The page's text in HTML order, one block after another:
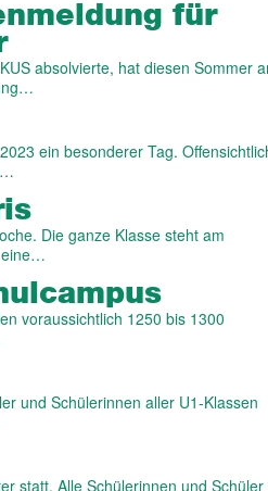
für
absolvierte, hat diesen Sommer
ein besonderer Tag.
Die ganze Klasse steht am
eine…
voraussichtlich 1250 bis 1300
und Schülerinnen aller U1-Klassen
statt. Alle Schülerinnen und Schüler